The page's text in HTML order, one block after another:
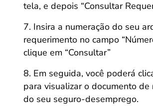
tela, e depois “Consultar
Insira a numeração do seu
requerimento no campo
clique em “Consultar”
Em seguida, você poderá
para visualizar o documento
do seu seguro-desemprego.